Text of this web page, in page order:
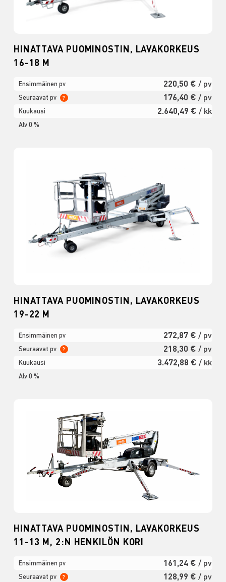
HINATTAVA PUOMINOSTIN, LAVAKORKEUS
16-18 M
Ensimmäinen pv 220,50 € / pv
Seuraavat pv ? 176,40 € / pv
Kuukausi 2.640,49 € / kk
Alv 0 %
HINATTAVA PUOMINOSTIN, LAVAKORKEUS
19-22 M
Ensimmäinen pv 272,87 € / pv
Seuraavat pv ? 218,30 € / pv
Kuukausi 3.472,88 € / kk
Alv 0 %
HINATTAVA PUOMINOSTIN, LAVAKORKEUS
11-13 M, 2:N HENKILÖN KORI
Ensimmäinen pv 161,24 € / pv
Seuraavat pv ? 128,99 € / pv